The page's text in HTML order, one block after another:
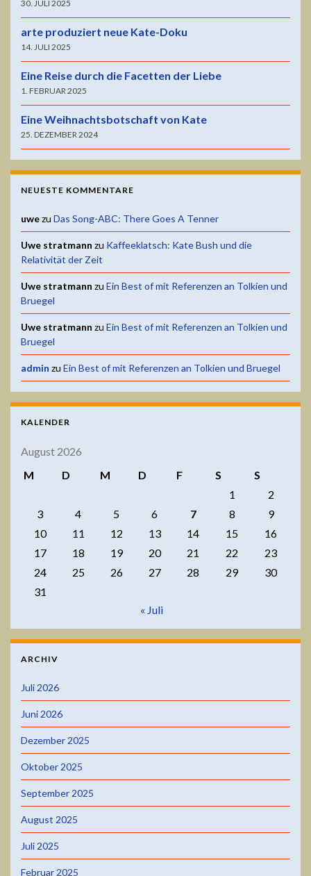
30. JULI 2025
arte produziert neue Kate-Doku
14. JULI 2025
Eine Reise durch die Facetten der Liebe
1. FEBRUAR 2025
Eine Weihnachtsbotschaft von Kate
25. DEZEMBER 2024
NEUESTE KOMMENTARE
uwezu Das Song-ABC: There Goes A Tenner
Uwe stratmann zu Kaffeeklatsch: Kate Bush und die
Relativität der Zeit
Uwe stratmann zu Ein Best of mit Referenzen an Tolkien und
Bruegel
Uwe stratmann zu Ein Best of mit Referenzen an Tolkien und
Bruegel
admin zu Ein Best of mit Referenzen an Tolkien und Bruegel
KALENDER
August 2026
M
D M D F S
S
1
2
3
4 5 6 7 8
9
10
11 12 13 14 15
16
17
18 19 20 21 22
23
24
25 26 27 28 29
30
31
« Juli
ARCHIV
Juli 2026
Juni 2026
Dezember 2025
Oktober 2025
September 2025
August 2025
Juli 2025
Februar 2025